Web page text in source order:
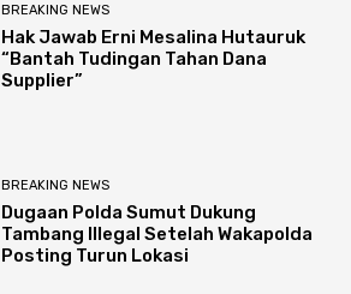
BREAKING NEWS
Hak Jawab Erni Mesalina Hutauruk
“Bantah Tudingan Tahan Dana
Supplier”
BREAKING NEWS
Dugaan Polda Sumut Dukung
Tambang Illegal Setelah Wakapolda
Posting Turun Lokasi